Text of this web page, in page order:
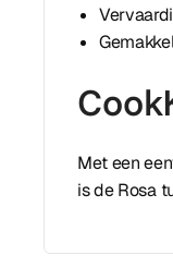
Met een
is de Rosa